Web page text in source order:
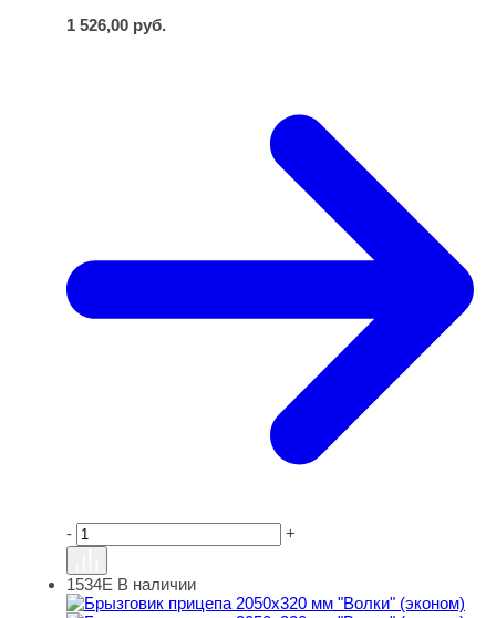
1 526,00 руб.
- +
Брызговик прицепа 2050х320 мм "Волки" (эконом)
1534Е В наличии